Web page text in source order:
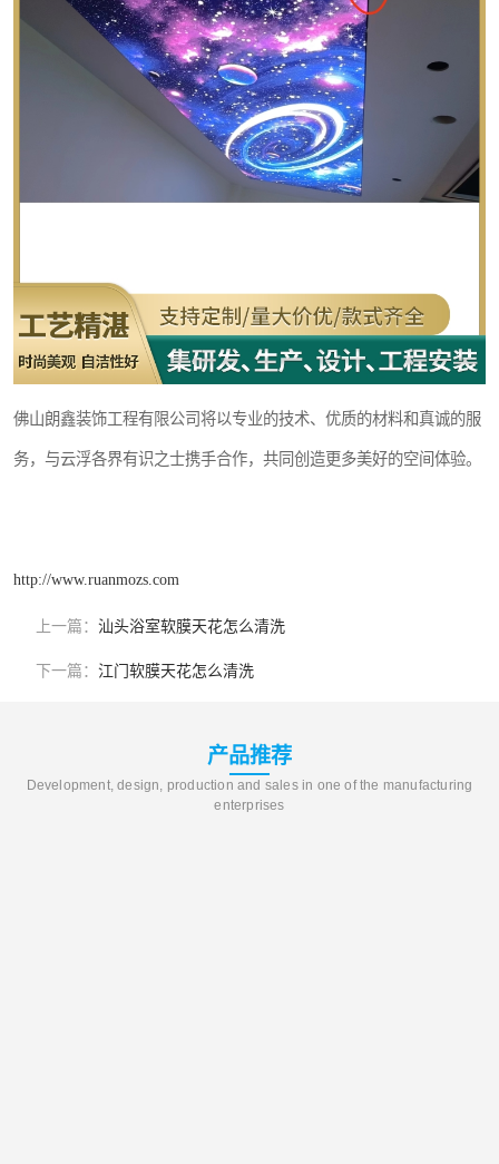
佛山朗鑫装饰工程有限公司将以专业的技术、优质的材料和真诚的服
务，与云浮各界有识之士携手合作，共同创造更多美好的空间体验。
http://www.ruanmozs.com
上一篇： 汕头浴室软膜天花怎么清洗
下一篇： 江门软膜天花怎么清洗
产品推荐
Development, design, production and sales in one of the manufacturing
enterprises